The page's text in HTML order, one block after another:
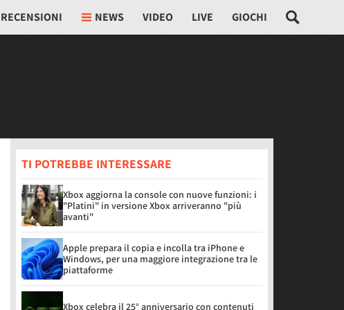
RECENSIONI NEWS VIDEO LIVE GIOCHI
TI POTREBBE INTERESSARE
Xbox aggiorna la console con nuove funzioni: i
"Platini" in versione Xbox arriveranno "più
avanti"
Apple prepara il copia e incolla tra iPhone e
Windows, per una maggiore integrazione tra le
piattaforme
Xbox celebra il 25° anniversario con contenuti